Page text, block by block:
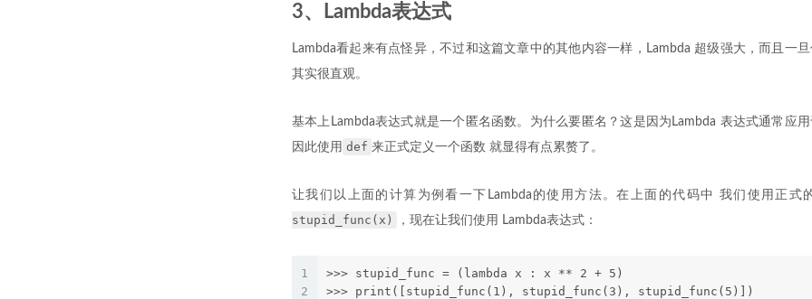
3、Lambda表达式
Lambda看起来有点怪异，不过和这篇文章中的其他内容一样，Lambda 超级强大，而且一
其实很直观。
基本上Lambda表达式就是一个匿名函数。为什么要匿名？这是因为Lambda 表达式通常应用
因此使用 def 来正式定义一个函数 就显得有点累赘了。
让我们以上面的计算为例看一下Lambda的使用方法。在上面的代码中 我们使用正式
stupid_func(x)
，现在让我们使用 Lambda表达式：
1
2
>>> stupid_func = (lambda x : x ** 2 + 5)
>>> print([stupid_func(1), stupid_func(3), stupid_func(5)])